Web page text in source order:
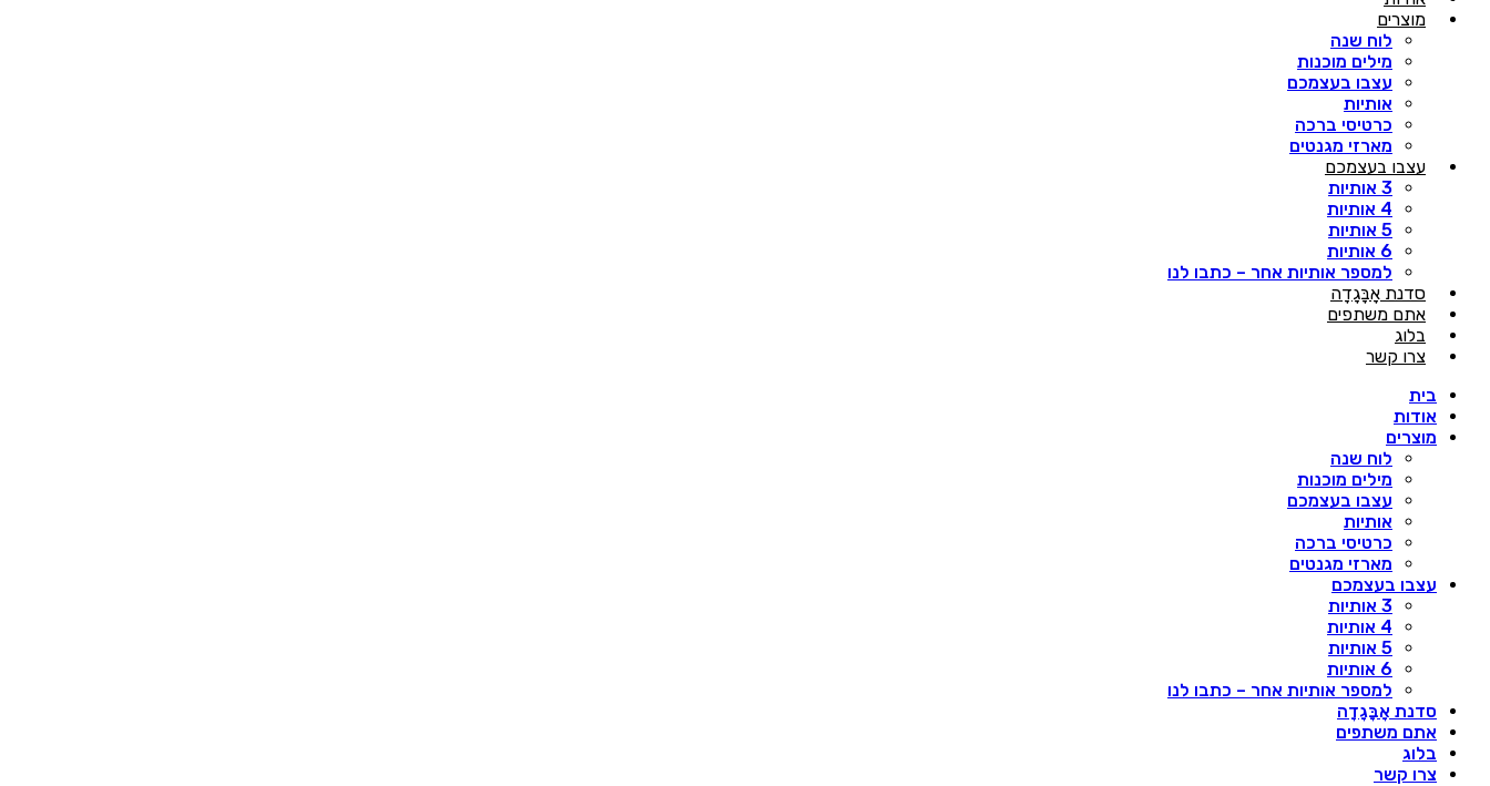
מוצרים
לוח שנה
מילים מוכנות
עצבו בעצמכם
אותיות
כרטיסי ברכה
מארזי מגנטים
עצבו בעצמכם
3 אותיות
4 אותיות
5 אותיות
6 אותיות
למספר אותיות אחר – כתבו לנו
סדנת אָבָּגָדָה
אתם משתפים
בלוג
צרו קשר
בית
אודות
מוצרים
לוח שנה
מילים מוכנות
עצבו בעצמכם
אותיות
כרטיסי ברכה
מארזי מגנטים
עצבו בעצמכם
3 אותיות
4 אותיות
5 אותיות
6 אותיות
למספר אותיות אחר – כתבו לנו
סדנת אָבָּגָדָה
אתם משתפים
בלוג
צרו קשר